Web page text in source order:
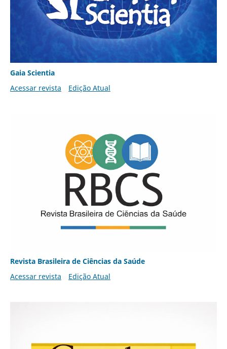
Gaia Scientia
Acessar revista
Edição Atual
Revista Brasileira de Ciências da Saúde
Acessar revista
Edição Atual